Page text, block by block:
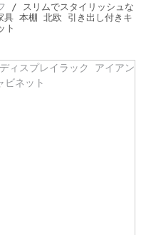
/ スリムでスタイリッシュな
具 本棚 北欧 引き出し付きキ
ト